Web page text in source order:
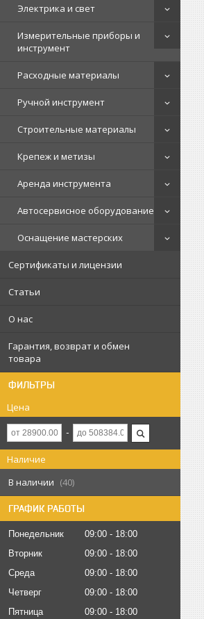
Электрика и свет
Измерительные приборы и
инструмент
Расходные материалы
Ручной инструмент
Строительные материалы
Крепеж и метизы
Аренда инструмента
Автосервисное оборудование
Оснащение мастерских
Сертификаты и лицензии
Статьи
О нас
Гарантия, возврат и обмен
товара
ФИЛЬТРЫ
Цена
Наличие
В наличии
40
ГРАФИК РАБОТЫ
Понедельник 09:00
18:00
Вторник
09:00
18:00
Среда
09:00
18:00
Четверг
09:00
18:00
Пятница
09:00
18:00